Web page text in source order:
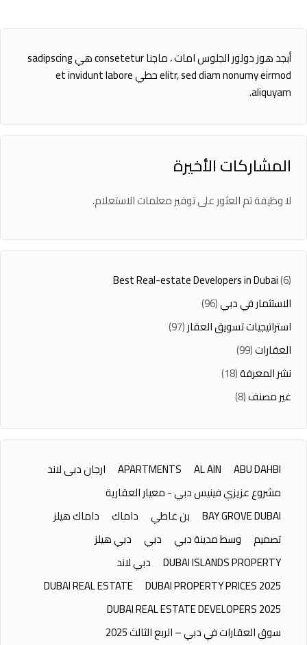
أبجد هوز دولور الجلوس امات ، ماجنا consetetur هي sadipscing
elitr, sed diam nonumy eirmod حطي et invidunt labore
aliquyam.
المشاركات الأخيرة
لا وظيفة تم العثور على توفير معلمات الاستعلام.
Best Real-estate Developers in Dubai(6)
الاستثمار في دبي(96)
استراتيجيات تسويق العقار(97)
العقارات(99)
نشر المعرفة(18)
غير مصنف(8)
ABU DAHBI
AL AIN
APARTMENTS
ارجان دبى لاند
مشروع عزيزي فينيس دبي - معيار العقارية
BAY GROVE DUBAI
بن غاطي داماك
داماك هيلز
تصميم
وسط مدينة دبي دبي
دبي هيلز
DUBAI ISLANDS PROPERTY
دبي لاند
DUBAI PROPERTY PRICES 2025
DUBAI REAL ESTATE
DUBAI REAL ESTATE DEVELOPERS 2025
سوق العقارات في دبي – الربع الثالث 2025